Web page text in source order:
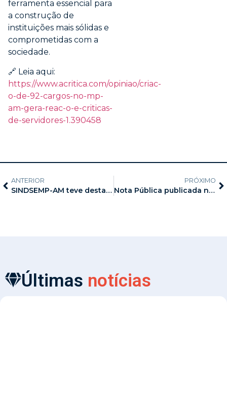
ferramenta essencial para
a construção de
instituições mais sólidas e
comprometidas com a
sociedade.
🔗 Leia aqui:
https://www.acritica.com/opiniao/criac-
o-de-92-cargos-no-mp-
am-gera-reac-o-e-criticas-
de-servidores-1.390458
ANTERIOR
SINDSEMP-AM teve destaque em três matérias -no Jornal e no Portal A Crítica e no Portal Em Tempo
PRÓXIMO
Nota Pública publicada no jornal A Crítica
Últimas notícias